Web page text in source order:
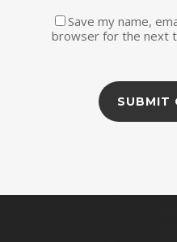
Save my name,
browser for the next